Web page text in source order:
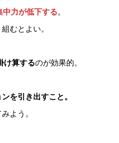
中力が低下する。
むとよい。
け算するのが効果的。
を引き出すこと。
よう。